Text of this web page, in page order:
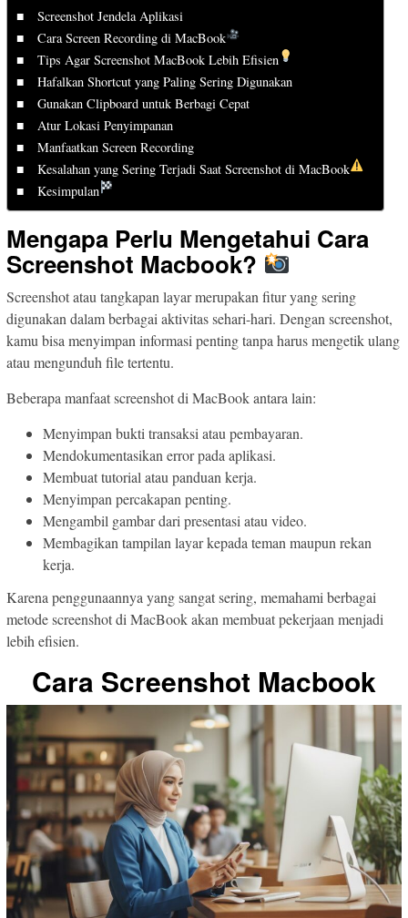
Screenshot Jendela Aplikasi
Cara Screen Recording di MacBook
Tips Agar Screenshot MacBook Lebih Efisien
Hafalkan Shortcut yang Paling Sering Digunakan
Gunakan Clipboard untuk Berbagi Cepat
Atur Lokasi Penyimpanan
Manfaatkan Screen Recording
Kesalahan yang Sering Terjadi Saat Screenshot di MacBook
Kesimpulan
Mengapa Perlu Mengetahui Cara
Screenshot Macbook?
Screenshot atau tangkapan layar merupakan fitur yang sering
digunakan dalam berbagai aktivitas sehari-hari. Dengan screenshot,
kamu bisa menyimpan informasi penting tanpa harus mengetik ulang
atau mengunduh file tertentu.
Beberapa manfaat screenshot di MacBook antara lain:
Menyimpan bukti transaksi atau pembayaran.
Mendokumentasikan error pada aplikasi.
Membuat tutorial atau panduan kerja.
Menyimpan percakapan penting.
Mengambil gambar dari presentasi atau video.
Membagikan tampilan layar kepada teman maupun rekan
kerja.
Karena penggunaannya yang sangat sering, memahami berbagai
metode screenshot di MacBook akan membuat pekerjaan menjadi
lebih efisien.
Cara Screenshot Macbook